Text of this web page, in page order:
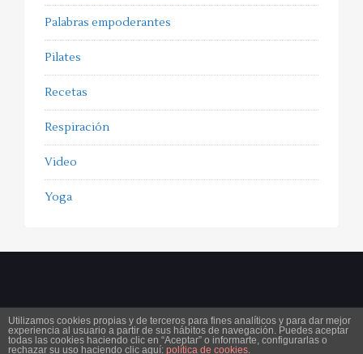
Palabras empoderantes
Pilates
Recetas
Respiración
Video
Yoga
Copyright 2025ferorpinell.com. All Rights Reserved. Aviso legalCondiciones generales de
Utilizamos cookies propias y de terceros para fines analíticos y para dar mejor
experiencia al usuario a partir de sus hábitos de navegación. Puedes aceptar
todas las cookies haciendo clic en “Aceptar” o informarte, configurarlas o
rechazar su uso haciendo clic aquí: política de cookies.